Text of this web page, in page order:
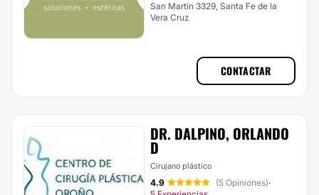
San Martín 3329, Santa Fe de la
Vera Cruz
CONTACTAR
DR. DALPINO, ORLANDO
D
Cirujano plástico
4.9 (5 Opiniones)·